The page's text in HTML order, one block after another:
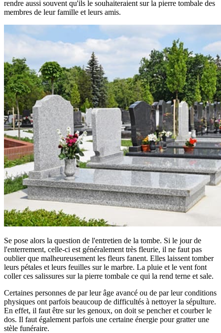
rendre aussi souvent qu'ils le souhaiteraient sur la pierre tombale des
membres de leur famille et leurs amis.
Se pose alors la question de l'entretien de la tombe. Si le jour de
l'enterrement, celle-ci est généralement très fleurie, il ne faut pas
oublier que malheureusement les fleurs fanent. Elles laissent tomber
leurs pétales et leurs feuilles sur le marbre. La pluie et le vent font
coller ces salissures sur la pierre tombale ce qui la rend terne et sale.
Certaines personnes de par leur âge avancé ou de par leur conditions
physiques ont parfois beaucoup de difficultés à nettoyer la sépulture.
En effet, il faut être sur les genoux, on doit se pencher et courber le
dos. Il faut également parfois une certaine énergie pour gratter une
stèle funéraire.